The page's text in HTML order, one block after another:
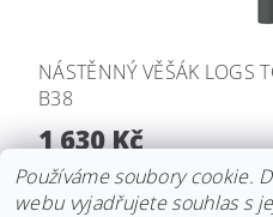
NÁSTĚNNÝ VĚŠÁK LOGS
B38
1 630 Kč
Používáme soubory cookie.
webu vyjadřujete souhlas s